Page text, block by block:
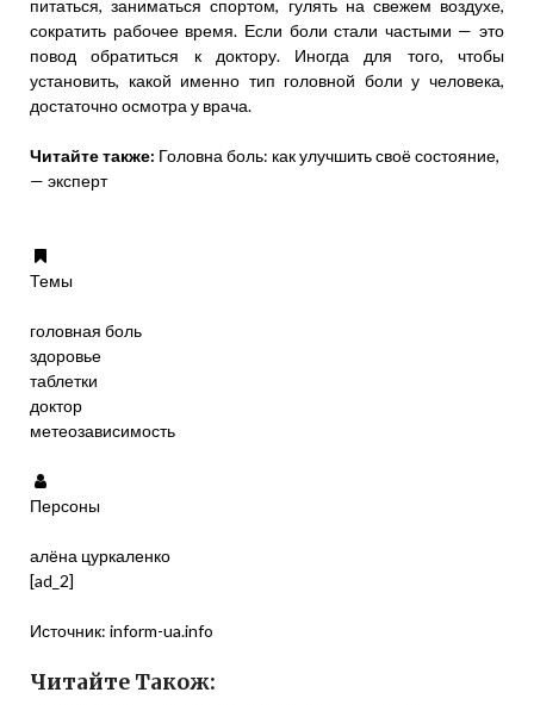
питаться, заниматься спортом, гулять на свежем воздухе,
сократить рабочее время. Если боли стали частыми — это
повод обратиться к доктору. Иногда для того, чтобы
установить, какой именно тип головной боли у человека,
достаточно осмотра у врача.
Читайте также: Головна боль: как улучшить своё состояние,
— эксперт
Темы
головная боль
здоровье
таблетки
доктор
метеозависимость
Персоны
алёна цуркаленко
[ad_2]
Источник: inform-ua.info
Читайте Також: